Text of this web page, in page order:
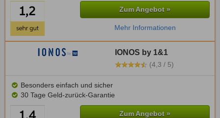
Zum Angebot »
Mehr Informationen
IONOS by 1&1
(4,3 / 5)
Besonders einfach und sicher
30 Tage Geld-zurück-Garantie
Zum Angebot »